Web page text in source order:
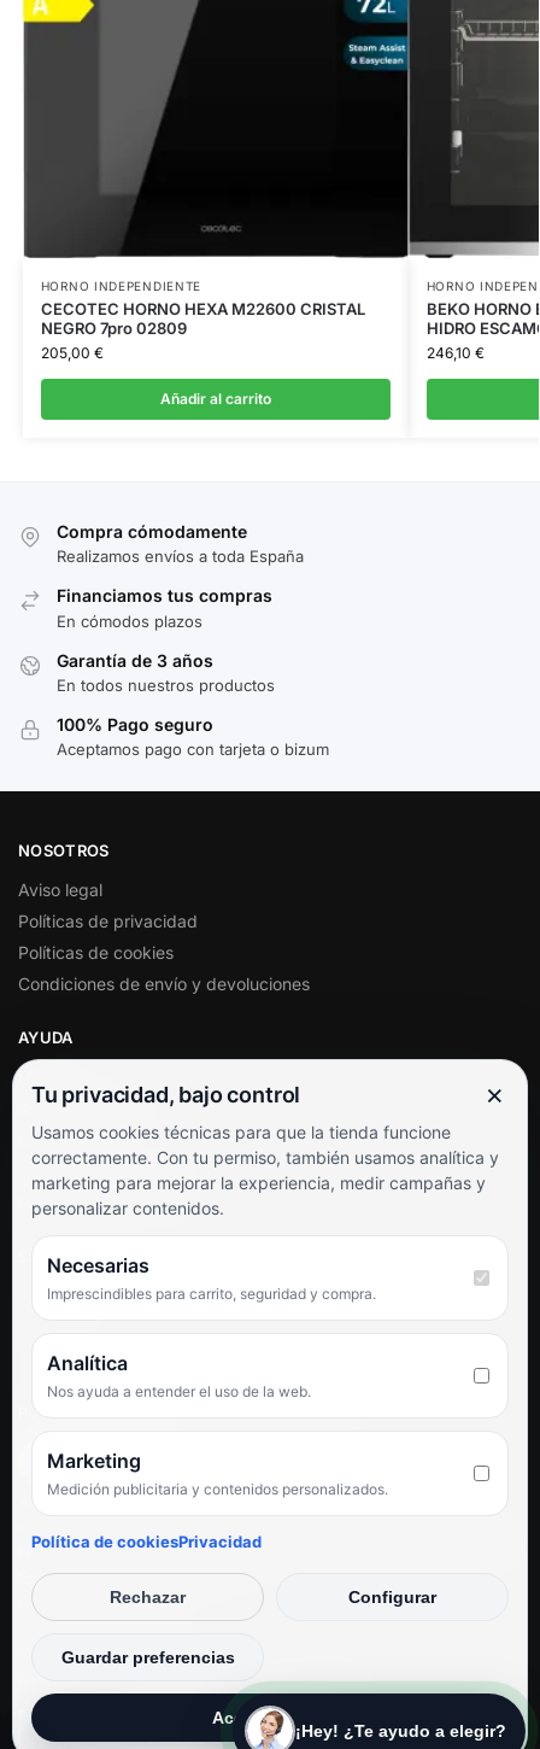
HORNO INDEPENDIENTE
CECOTEC HORNO HEXA M22600 CRISTAL
NEGRO 7pro 02809
205,00 €
Añadir al carrito
HORNO
BEKO HORNO
HIDRO
246,10 €
Compra cómodamente
Realizamos envíos a toda España
Financiamos tus compras
En cómodos plazos
Garantía de 3 años
En todos nuestros productos
100% Pago seguro
Aceptamos pago con tarjeta o bizum
NOSOTROS
Aviso legal
Políticas de privacidad
Políticas de cookies
Condiciones de envío y devoluciones
AYUDA
Soporte al cliente
Contacto
Términos y condiciones
Preguntas frecuentes
SÍGUENOS
Facebook
TikTok
PUNTUACIÓN DE 4,6 SOBRE 5 EN GOOGLE
★★★★★
Hemos comprado en varias ocasiones y siempre dan respuesta.
Espectacular, servicio de 10.»
Iván Rodríguez Ramos
© Electrodirecto 2026
Desarrollo y mantenimiento por SitiosWebPRO
¡Hey! ¿Te ayudo a elegir?
Tu privacidad, bajo control ×
Usamos cookies técnicas para que la tienda funcione
correctamente. Con tu permiso, también usamos analítica y
marketing para mejorar la experiencia, medir campañas y
personalizar contenidos.
Necesarias
Imprescindibles para carrito, seguridad y compra.
Analítica
Nos ayuda a entender el uso de la web.
Marketing
Medición publicitaria y contenidos personalizados.
Política de cookiesPrivacidad
Rechazar Configurar
Guardar preferencias
Aceptar todas
Privacidad